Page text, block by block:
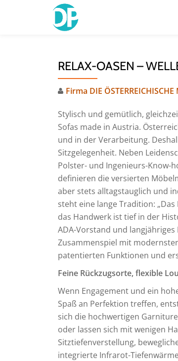
RELAX-OASEN –
Firma DIE
Stylisch und gemütlich,
Sofas made in Austria.
und in der Verarbeitung.
Sitzgelegenheit. Neben
Polster- und Ingenieurs-Know-
definieren die versierten
aber stets alltagstauglich und
steht eine lange Tradition:
das Handwerk ist tief in der
ADA-Vorstand und
Zusammenspiel mit
patentierten Funktionen und
Feine Rückzugsorte, flexible
Wenn Engagement und ein
Spaß an Perfektion treffen,
sich die hochwertigen
oder lassen sich mit wenigen
Sitztiefenverstellung,
integrierte Infrarot-